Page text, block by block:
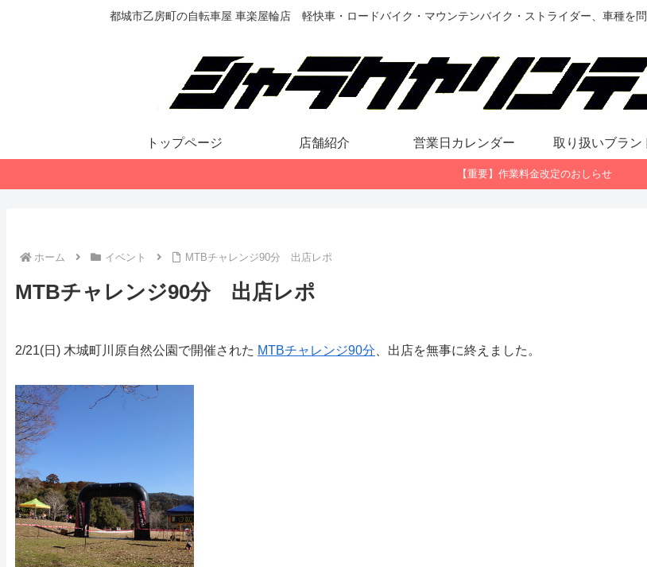
都城市乙房町の自転車屋 車楽屋輪店 軽快車・ロードバイク・マウンテンバイク・ストライダー、車種を
トップページ 店舗紹介 営業日カレンダー 取り扱いブラン
【重要】作業料金改定のおしらせ
ホーム イベント MTBチャレンジ90分 出店レポ
MTBチャレンジ90分 出店レポ
2/21(日) 木城町川原自然公園で開催された MTBチャレンジ90分 、出店を無事に終えました。